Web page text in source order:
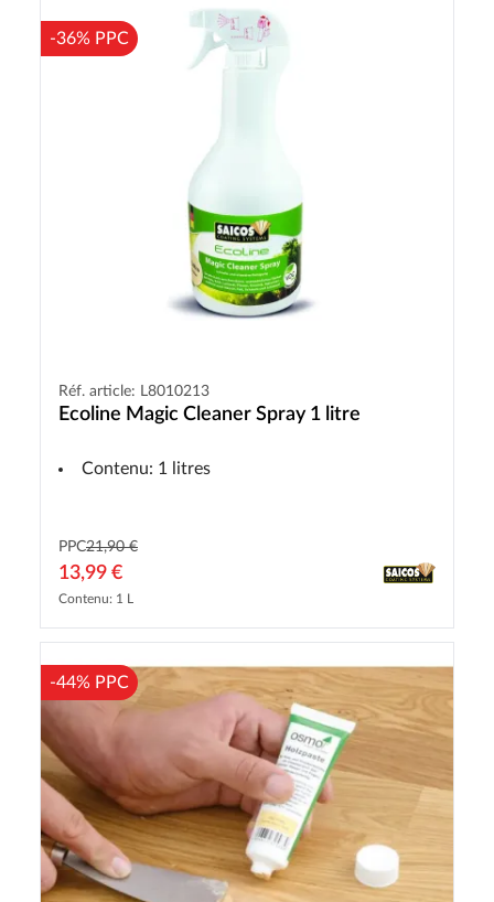
-36% PPC
Réf. article: L8010213
Ecoline Magic Cleaner Spray 1 litre
Contenu: 1 litres
PPC21,90 €
13,99 €
Contenu: 1 L
-44% PPC